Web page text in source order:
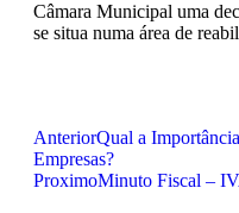
Câmara Municipal uma
se situa numa área de
AnteriorQual a
Empresas?
ProximoMinuto Fiscal –